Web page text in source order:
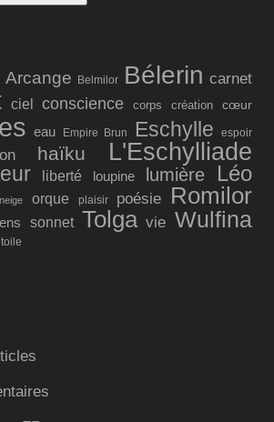
Arcange Belmilor Bélerin carnet
ciel conscience corps création cœur
eau Empire Brun Eschylle espoir
haïku L'Eschylliade
liberté loupine lumière Léo
neige orque plaisir poésie Romilor
sonnet Tolga vie Wulfina